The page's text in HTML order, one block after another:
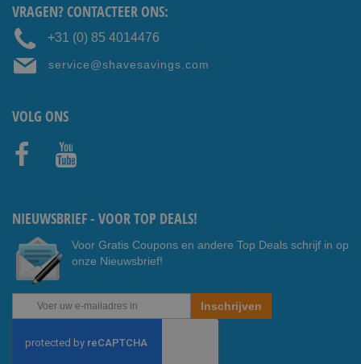
VRAGEN? CONTACTEER ONS:
+31 (0) 85 4014476
service@shavesavings.com
VOLG ONS
NIEUWSBRIEF - VOOR TOP DEALS!
Voor Gratis Coupons en andere Top Deals schrijf in op
onze Nieuwsbrief!
Abonneer
u
onze
Inschrijven